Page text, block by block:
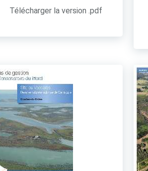
Télécharger la version .pdf